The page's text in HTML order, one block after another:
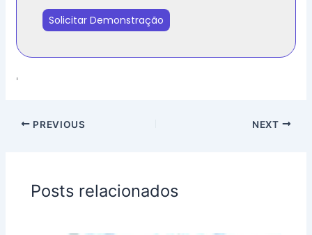
a
z
l
Solicitar Demonstração
'
PREVIOUS NEXT
Posts relacionados